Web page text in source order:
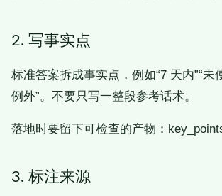
2. 写事实点
标准答案拆成事实点，例如“7 天内”“未
例外”。不要只写一整段参考话术。
落地时要留下可检查的产物：
3. 标注来源